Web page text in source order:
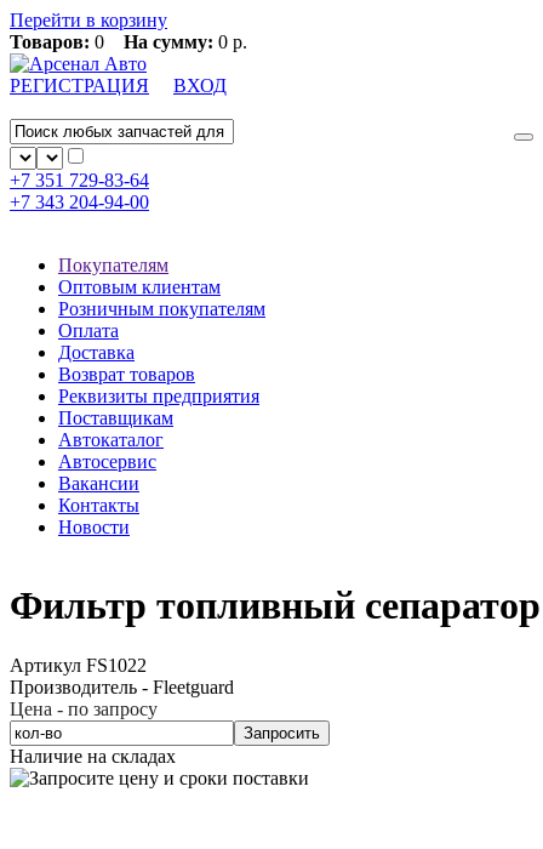
Перейти в корзину
Товаров: 0 На сумму: 0 р.
РЕГИСТРАЦИЯ ВХОД
+7 351 729-83-64
+7 343 204-94-00
Покупателям
Оптовым клиентам
Розничным покупателям
Оплата
Доставка
Возврат товаров
Реквизиты предприятия
Поставщикам
Автокаталог
Автосервис
Вакансии
Контакты
Новости
Фильтр топливный
Артикул FS1022
Производитель - Fleetguard
Цена - по запросу
Запросить
Наличие на складах